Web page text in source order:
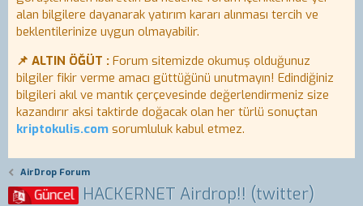
alan bilgilere dayanarak yatırım kararı alınması tercih ve
beklentilerinize uygun olmayabilir.
📌 ALTIN ÖĞÜT : Forum sitemizde okumuş olduğunuz
bilgiler fikir verme amacı güttüğünü unutmayın! Edindiğiniz
bilgileri akıl ve mantık çerçevesinde değerlendirmeniz size
kazandırır aksi taktirde doğacak olan her türlü sonuçtan
kriptokulis.com sorumluluk kabul etmez.
AirDrop Forum
Güncel HACKERNET Airdrop!! (twitter)